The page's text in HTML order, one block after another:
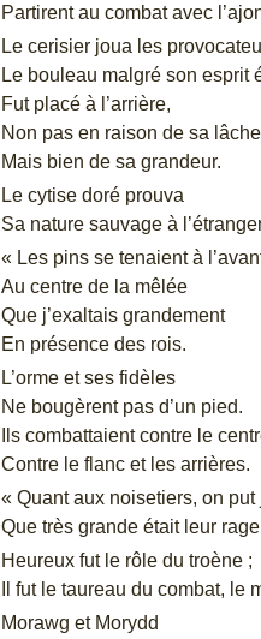
Partirent au combat avec
Le cerisier joua les
Le bouleau malgré son esprit
Fut placé à l’arrière,
Non pas en raison de sa
Mais bien de sa grandeur.
Le cytise doré prouva
Sa nature sauvage à
« Les pins se tenaient à
Au centre de la mêlée
Que j’exaltais grandement
En présence des rois.
L’orme et ses fidèles
Ne bougèrent pas d’un pied.
Ils combattaient contre le
Contre le flanc et les arrières.
« Quant aux noisetiers, on put
Que très grande était leur
Heureux fut le rôle du troène ;
Il fut le taureau du combat, le
Morawg et Morydd